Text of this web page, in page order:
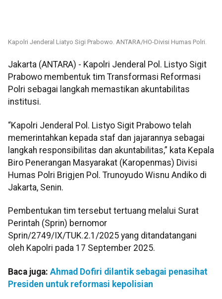
Kapolri Jenderal Liatyo Sigi Prabowo. ANTARA/HO-Divisi Humas Polri.
Jakarta (ANTARA) - Kapolri Jenderal Pol. Listyo Sigit
Prabowo membentuk tim Transformasi Reformasi
Polri sebagai langkah memastikan akuntabilitas
institusi.
“Kapolri Jenderal Pol. Listyo Sigit Prabowo telah
memerintahkan kepada staf dan jajarannya sebagai
langkah responsibilitas dan akuntabilitas,” kata Kepala
Biro Penerangan Masyarakat (Karopenmas) Divisi
Humas Polri Brigjen Pol. Trunoyudo Wisnu Andiko di
Jakarta, Senin.
Pembentukan tim tersebut tertuang melalui Surat
Perintah (Sprin) bernomor
Sprin/2749/IX/TUK.2.1/2025 yang ditandatangani
oleh Kapolri pada 17 September 2025.
Baca juga: Ahmad Dofiri dilantik sebagai penasihat
Presiden untuk reformasi kepolisian